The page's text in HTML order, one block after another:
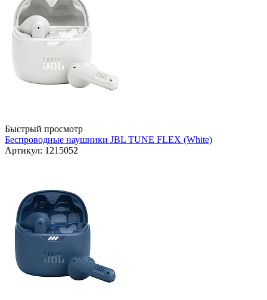
Быстрый просмотр
Беспроводные наушники JBL TUNE FLEX (White)
Артикул: 1215052